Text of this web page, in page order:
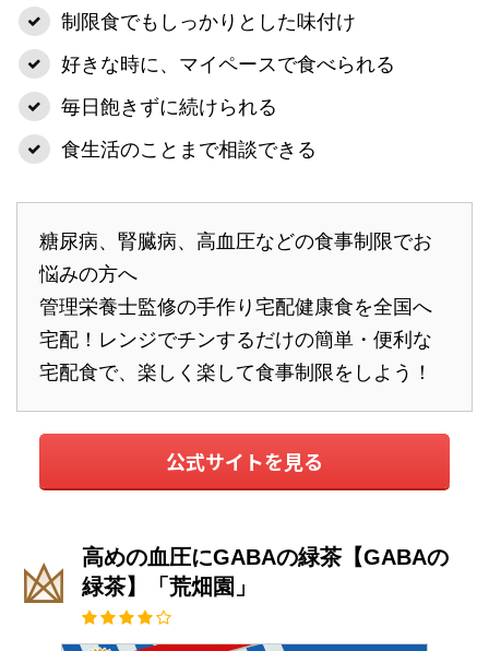
制限食でもしっかりとした味付け
好きな時に、マイペースで食べられる
毎日飽きずに続けられる
食生活のことまで相談できる
糖尿病、腎臓病、高血圧などの食事制限でお
悩みの方へ
管理栄養士監修の手作り宅配健康食を全国へ
宅配！レンジでチンするだけの簡単・便利な
宅配食で、楽しく楽して食事制限をしよう！
公式サイトを見る
高めの血圧にGABAの緑茶【GABAの
緑茶】「荒畑園」